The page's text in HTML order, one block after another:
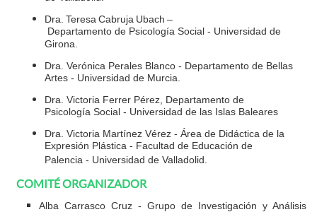
Dra. Teresa Cabruja Ubach –
Departamento de Psicología Social - Universidad de
Girona.
Dra. Verónica Perales Blanco - Departamento de Bellas
Artes - Universidad de Murcia.
Dra. Victoria Ferrer Pérez, Departamento de
Psicología Social - Universidad de las Islas Baleares
Dra. Victoria Martínez Vérez - Área de Didáctica de la
Expresión Plástica - Facultad de Educación de
Palencia - Universidad de Valladolid.
COMITÉ ORGANIZADOR
Alba Carrasco Cruz - Grupo de Investigación y Análisis